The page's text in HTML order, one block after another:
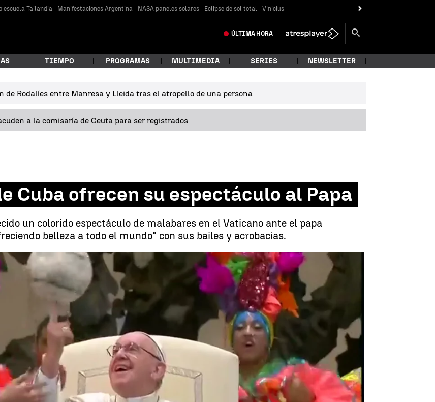
escuela Tailandia Manifestaciones Argentina NASA paneles solares Eclipse de sol total Vinicius
ÚLTIMA HORA
buscando?
TIEMPO PROGRAMAS MULTIMEDIA SERIES NEWSLETTER
Rodalíes entre Manresa y Lleida tras el atropello de una persona
a la comisaría de Ceuta para ser registrados
Cuba ofrecen su espectáculo al Papa
un colorido espectáculo de malabares en el Vaticano ante el papa
belleza a todo el mundo" con sus bailes y acrobacias.
Artistas del Circo de Cuba ofrecen su espectáculo al Papa | Antena 3 Noticias